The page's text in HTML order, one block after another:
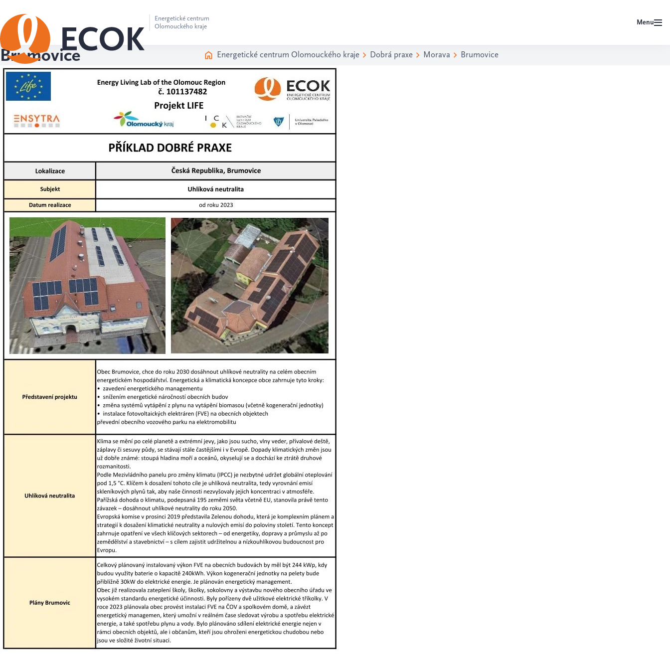
Energetické centrum
Olomouckého kraje
Menu
Brumovice Energetické centrum Olomouckého kraje Dobrá praxe Morava Brumovice